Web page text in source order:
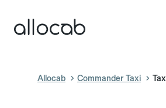
Allocab Commander Taxi